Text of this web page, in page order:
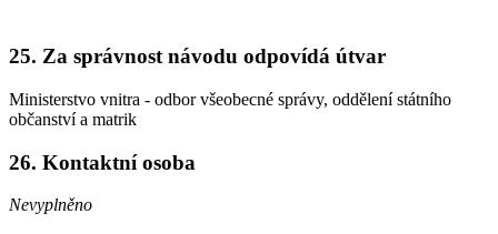
25. Za správnost návodu odpovídá útvar
Ministerstvo vnitra - odbor všeobecné správy, oddělení státního
občanství a matrik
26. Kontaktní osoba
Nevyplněno